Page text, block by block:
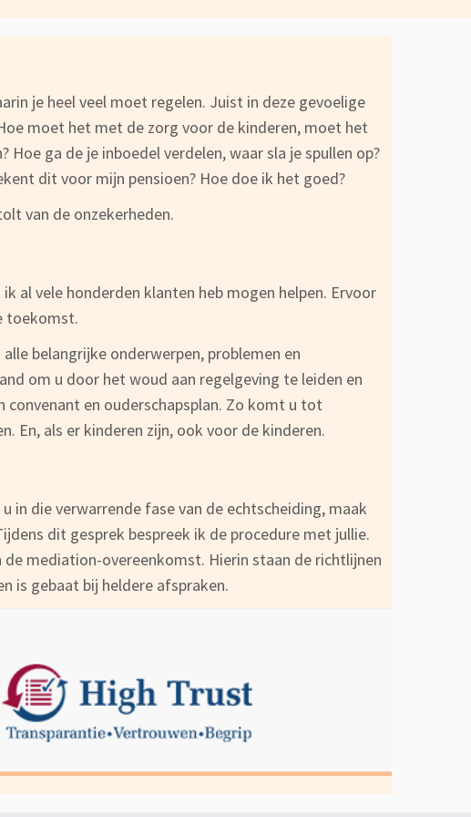
je heel veel moet regelen. Juist in deze gevoelige
moet het met de zorg voor de kinderen, moet het
ga de je inboedel verdelen, waar sla je spullen op?
dit voor mijn pensioen? Hoe doe ik het goed?
van de onzekerheden.
al vele honderden klanten heb mogen helpen. Ervoor
toekomst.
belangrijke onderwerpen, problemen en
om u door het woud aan regelgeving te leiden en
convenant en ouderschapsplan. Zo komt u tot
En, als er kinderen zijn, ook voor de kinderen.
die verwarrende fase van de echtscheiding, maak
dit gesprek bespreek ik de procedure met jullie.
mediation-overeenkomst. Hierin staan de richtlijnen
is gebaat bij heldere afspraken.